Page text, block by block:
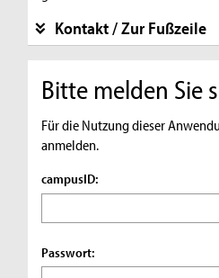
Kontakt / Zur Fußzeile
Bitte melden Sie
Für die Nutzung dieser
anmelden.
campusID:
Passwort: